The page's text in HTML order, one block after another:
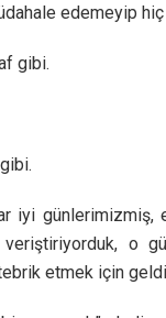
edemeyip
gibi.
iyi günlerimizmiş,
o
tebrik etmek için